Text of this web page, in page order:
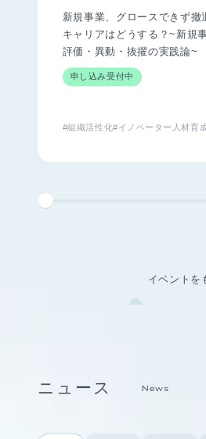
新規事業、グロースできず撤
キャリアはどうする？~新規
評価・異動・抜擢の実践論~
申し込み受付中
#組織活性化#イノベーター人材育
イベントを
ニュース News